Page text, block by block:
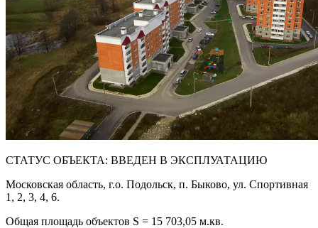
СТАТУС ОБЪЕКТА: ВВЕДЕН В ЭКСПЛУАТАЦИЮ
Московская область, г.о. Подольск, п. Быково, ул. Спортивная
1, 2, 3, 4, 6.
Общая площадь объектов S = 15 703,05 м.кв.